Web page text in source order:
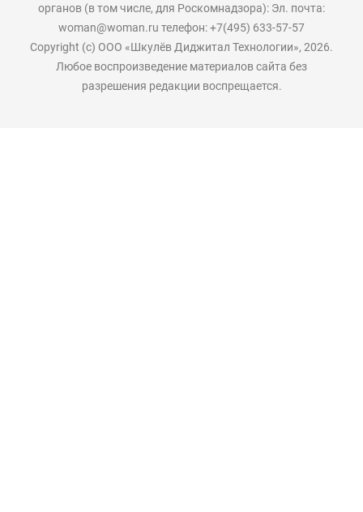
органов (в том числе, для Роскомнадзора): Эл. почта:
woman@woman.ru телефон: +7(495) 633-57-57
Copyright (с) ООО «Шкулёв Диджитал Технологии», 2026.
Любое воспроизведение материалов сайта без
разрешения редакции воспрещается.